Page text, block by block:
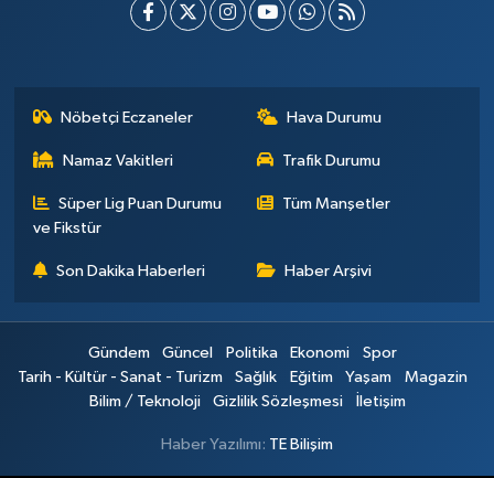
Nöbetçi Eczaneler Hava Durumu
Namaz Vakitleri Trafik Durumu
Süper Lig Puan Durumu
ve Fikstür
Tüm Manşetler
Son Dakika Haberleri Haber Arşivi
Gündem Güncel Politika Ekonomi
Spor
Tarih - Kültür - Sanat - Turizm
Sağlık Eğitim Yaşam
Magazin
Bilim / Teknoloji
Gizlilik Sözleşmesi İletişim
Haber Yazılımı: TE Bilişim